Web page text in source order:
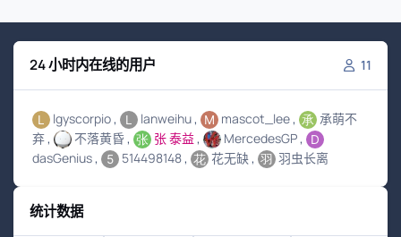
24 小时内在线的用户 11
lgyscorpio lanweihu mascot_lee
承萌不
弃
不落黄昏 张 泰益
MercedesGP
dasGenius
514498148 花无缺 羽虫长离
统计数据